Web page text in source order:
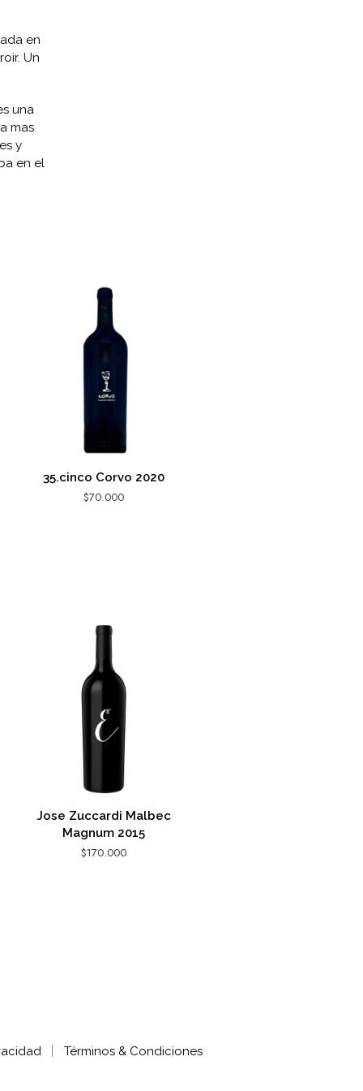
en
Un
una
mas
y
en el
35.cinco Corvo 2020
$70.000
Jose Zuccardi Malbec
Magnum 2015
$170.000
Términos & Condiciones